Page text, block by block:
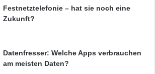
Festnetztelefonie – hat sie noch eine
Zukunft?
Datenfresser: Welche Apps verbrauchen
am meisten Daten?